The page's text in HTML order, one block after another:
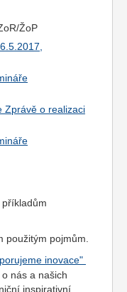
ŽoP
Zprávě o realizaci
použitým pojmům.
inovace"
nás a našich
inspirativní